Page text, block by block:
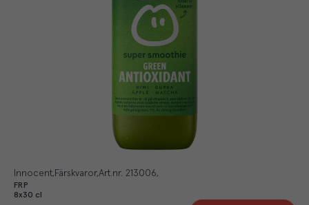
Innocent Färskvaror Art.nr. 213006
FRP
8x30 cl